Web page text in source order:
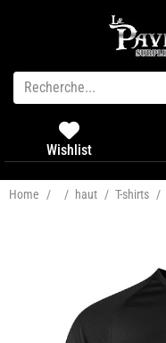
Wishlist
Home / / haut / T-shirts /